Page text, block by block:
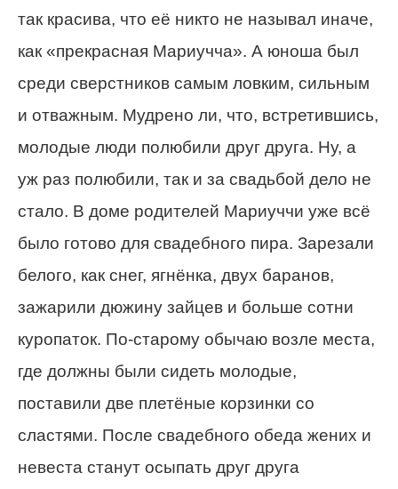
так красива, что её никто не называл иначе,
как «прекрасная Мариучча». А юноша был
среди сверстников самым ловким, сильным
и отважным. Мудрено ли, что, встретившись,
молодые люди полюбили друг друга. Ну, а
уж раз полюбили, так и за свадьбой дело не
стало. В доме родителей Мариуччи уже всё
было готово для свадебного пира. Зарезали
белого, как снег, ягнёнка, двух баранов,
зажарили дюжину зайцев и больше сотни
куропаток. По-старому обычаю возле места,
где должны были сидеть молодые,
поставили две плетёные корзинки со
сластями. После свадебного обеда жених и
невеста станут осыпать друг друга